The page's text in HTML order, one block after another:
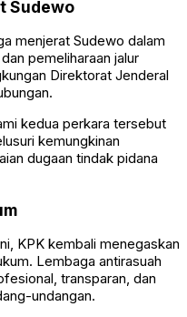
Sudewo
menjerat Sudewo dalam
pemeliharaan jalur
Direktorat Jenderal
kedua perkara tersebut
kemungkinan
dugaan tindak pidana
KPK kembali menegaskan
Lembaga antirasuah
transparan, dan
undangan.